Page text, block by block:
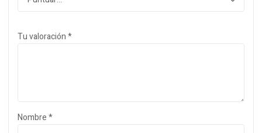
Tu valoración*
Nombre*